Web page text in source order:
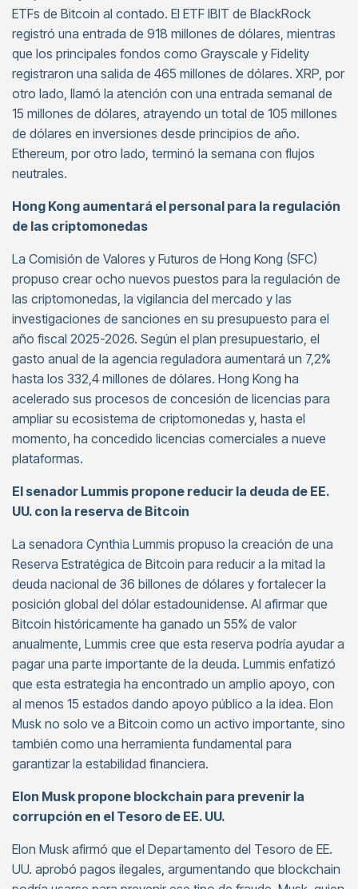
ETFs de Bitcoin al contado. El ETF IBIT de BlackRock
registró una entrada de 918 millones de dólares, mientras
que los principales fondos como Grayscale y Fidelity
registraron una salida de 465 millones de dólares. XRP, por
otro lado, llamó la atención con una entrada semanal de
15 millones de dólares, atrayendo un total de 105 millones
de dólares en inversiones desde principios de año.
Ethereum, por otro lado, terminó la semana con flujos
neutrales.
Hong Kong aumentará el personal para la regulación
de las criptomonedas
La Comisión de Valores y Futuros de Hong Kong (SFC)
propuso crear ocho nuevos puestos para la regulación de
las criptomonedas, la vigilancia del mercado y las
investigaciones de sanciones en su presupuesto para el
año fiscal 2025-2026. Según el plan presupuestario, el
gasto anual de la agencia reguladora aumentará un 7,2%
hasta los 332,4 millones de dólares. Hong Kong ha
acelerado sus procesos de concesión de licencias para
ampliar su ecosistema de criptomonedas y, hasta el
momento, ha concedido licencias comerciales a nueve
plataformas.
El senador Lummis propone reducir la deuda de EE.
UU. con la reserva de Bitcoin
La senadora Cynthia Lummis propuso la creación de una
Reserva Estratégica de Bitcoin para reducir a la mitad la
deuda nacional de 36 billones de dólares y fortalecer la
posición global del dólar estadounidense. Al afirmar que
Bitcoin históricamente ha ganado un 55% de valor
anualmente, Lummis cree que esta reserva podría ayudar a
pagar una parte importante de la deuda. Lummis enfatizó
que esta estrategia ha encontrado un amplio apoyo, con
al menos 15 estados dando apoyo público a la idea. Elon
Musk no solo ve a Bitcoin como un activo importante, sino
también como una herramienta fundamental para
garantizar la estabilidad financiera.
Elon Musk propone blockchain para prevenir la
corrupción en el Tesoro de EE. UU.
Elon Musk afirmó que el Departamento del Tesoro de EE.
UU. aprobó pagos ilegales, argumentando que blockchain